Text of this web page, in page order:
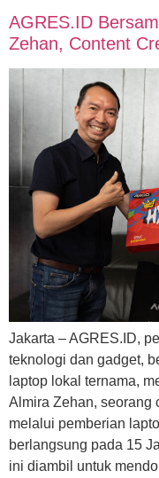
AGRES.ID
Zehan, Content
Jakarta – AGRES.ID,
teknologi dan gadget,
laptop lokal ternama,
Almira Zehan, seorang
melalui pemberian
berlangsung pada 15
ini diambil untuk